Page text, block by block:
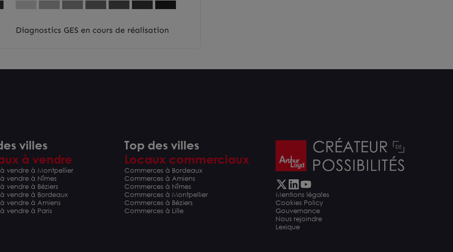
Diagnostics GES en cours de réalisation
villes
à vendre
à vendre à Montpellier
vendre à Nîmes
vendre à Béziers
vendre à Bordeaux
vendre à Amiens
vendre à Paris
Top des villes
Locaux commerciaux
Commerces à Bordeaux
Commerces à Amiens
Commerces à Nîmes
Commerces à Montpellier
Commerces à Béziers
Commerces à Lille
Mentions légales
Cookies Policy
Gouvernance
Nous rejoindre
Lexique